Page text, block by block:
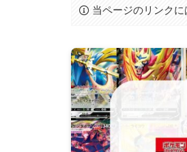
当ページのリンクに